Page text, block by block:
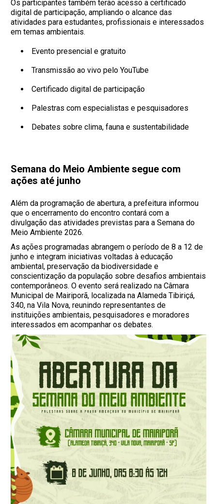
Os participantes também terão acesso a certificado
digital de participação, ampliando o alcance das
atividades para estudantes, profissionais e interessados
em temas ambientais.
Evento presencial e gratuito
Transmissão ao vivo pelo YouTube
Certificado digital de participação
Palestras com especialistas e pesquisadores
Debates sobre clima, fauna e sustentabilidade
Semana do Meio Ambiente segue com
ações até junho
Além da programação de abertura, a prefeitura informou
que o encerramento do encontro contará com a
divulgação das atividades previstas para a Semana do
Meio Ambiente 2026.
As ações programadas abrangem o período de 8 a 12 de
junho e integram iniciativas voltadas à educação
ambiental, preservação da biodiversidade e
conscientização da população sobre desafios ambientais
contemporâneos. O evento será realizado na Câmara
Municipal de Mairiporã, localizada na Alameda Tibiriçá,
340, na Vila Nova, reunindo representantes de
instituições ambientais, pesquisadores e moradores
interessados em acompanhar os debates.